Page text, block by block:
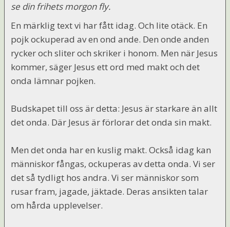
se din frihets morgon fly.
En märklig text vi har fått idag. Och lite otäck. En
pojk ockuperad av en ond ande. Den onde anden
rycker och sliter och skriker i honom. Men när Jesus
kommer, säger Jesus ett ord med makt och det
onda lämnar pojken.
Budskapet till oss är detta: Jesus är starkare än allt
det onda. Där Jesus är förlorar det onda sin makt.
Men det onda har en kuslig makt. Också idag kan
människor fångas, ockuperas av detta onda. Vi ser
det så tydligt hos andra. Vi ser människor som
rusar fram, jagade, jäktade. Deras ansikten talar
om hårda upplevelser.